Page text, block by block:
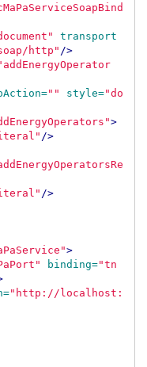
transport
http" />
"" style="do
>
/>
/>
>
binding="tn
"http://localhost: